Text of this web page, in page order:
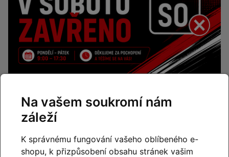
července máme o sobotách
zavřeno
Číst článek
Na vašem soukromí nám
záleží
K správnému fungování vašeho oblíbeného e-
shopu, k přizpůsobení obsahu stránek vašim